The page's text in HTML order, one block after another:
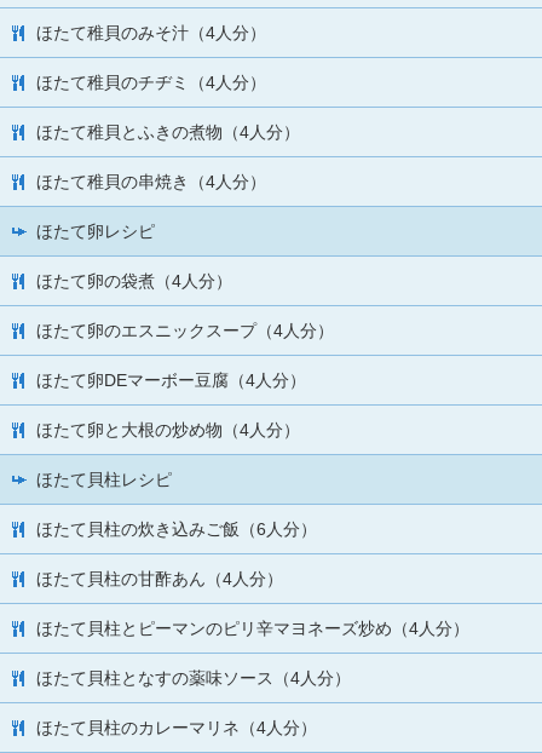
ほたて稚貝のみそ汁（4人分）
ほたて稚貝のチヂミ（4人分）
ほたて稚貝とふきの煮物（4人分）
ほたて稚貝の串焼き（4人分）
ほたて卵レシピ
ほたて卵の袋煮（4人分）
ほたて卵のエスニックスープ（4人分）
ほたて卵DEマーボー豆腐（4人分）
ほたて卵と大根の炒め物（4人分）
ほたて貝柱レシピ
ほたて貝柱の炊き込みご飯（6人分）
ほたて貝柱の甘酢あん（4人分）
ほたて貝柱とピーマンのピリ辛マヨネーズ炒め（4人分）
ほたて貝柱となすの薬味ソース（4人分）
ほたて貝柱のカレーマリネ（4人分）